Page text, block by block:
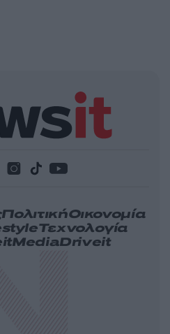
ΠολιτικήΟικονομία
Τεχνολογία
MediaDriveit